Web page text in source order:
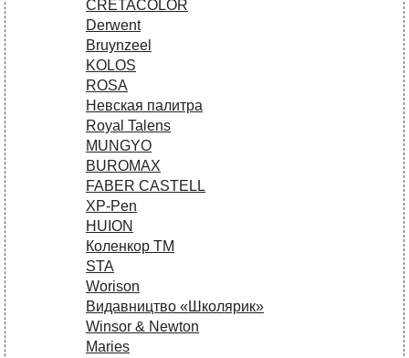
CRETACOLOR
Derwent
Bruynzeel
KOLOS
ROSA
Невская палитра
Royal Talens
MUNGYO
BUROMAX
FABER CASTELL
XP-Pen
HUION
Коленкор ТМ
STA
Worison
Видавництво «Школярик»
Winsor & Newton
Maries